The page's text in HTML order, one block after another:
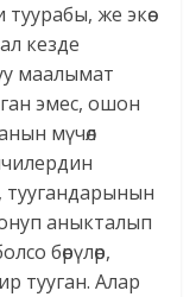
же экөө
кезде
маалымат
эмес, ошон
мүчөл
туугандарынын
аныкталып
бөрүлөр,
тууган. Алар